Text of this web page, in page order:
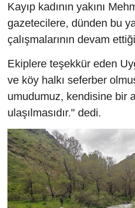
Kayıp kadının yakını
gazetecilere, dünden bu
çalışmalarının devam
Ekiplere teşekkür eden
ve köy halkı seferber
umudumuz, kendisine bir
ulaşılmasıdır." dedi.